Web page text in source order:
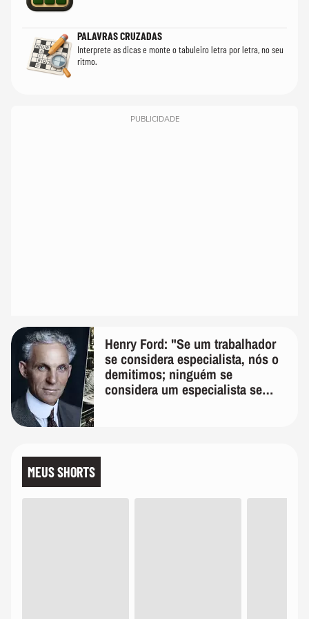
PALAVRAS CRUZADAS
Interprete as dicas e monte o tabuleiro letra por letra, no seu
ritmo.
PUBLICIDADE
Henry Ford: "Se um trabalhador
se considera especialista, nós o
demitimos; ninguém se
considera um especialista se
MEUS SHORTS